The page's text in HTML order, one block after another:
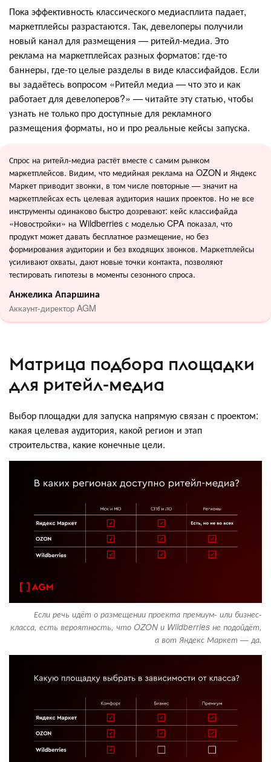
Пока эффективность классического медиасплита падает,
маркетплейсы разрастаются. Так, девелоперы получили
новый канал для размещения — ритейл-медиа. Это
реклама на маркетплейсах разных форматов: где-то
баннеры, где-то целые разделы в виде классифайдов. Если
вы задаётесь вопросом «Ритейл медиа — что это и как
работает для девелоперов?» — читайте эту статью, чтобы
узнать не только про доступные для рекламного
размещения форматы, но и про реальные кейсы запуска.
Спрос на ритейл-медиа растёт вместе с самим рынком
маркетплейсов. Видим, что медийная реклама на OZON и Яндекс
Маркет приводит звонки, в том числе повторные — значит на
маркетплейсах есть целевая аудитория наших проектов. Но не все
инструменты одинаково быстро дозревают: кейс классифайда
«Новостройки» на Wildberries с моделью CPA показал, что
продукт может давать бесплатное размещение, но без
формирования аудитории и без входящих звонков. Маркетплейсы
усиливают охваты, дают новые точки контакта, позволяют
тестировать гипотезы в моменты сезонного спроса.
Анжелика Апаршина
Аккаунт-директор AGM
Матрица подбора площадки
для ритейл-медиа
Выбор площадки для запуска напрямую связан с проектом:
какая целевая аудитория, какой регион и этап
строительства, какие конечные цели.
Если речь идёт о размещении проекта премиум- или бизнес-
класса, есть вероятность, что OZON и Wildberries не подойдёт,
а вот Яндекс Маркет — да.